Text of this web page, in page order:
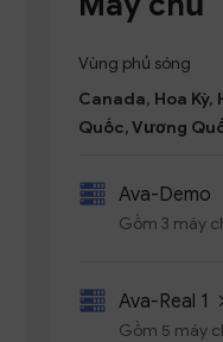
Vùng phủ sóng
Canada, Hoa Kỳ,
Quốc, Vương
Ava-Demo
Gồm 3 máy
Ava-Real 1
Gồm 5 máy